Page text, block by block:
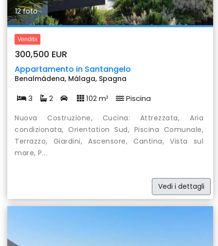
12 foto
Vendita
300,500 EUR
Appartamento in Santangelo
Benalmádena, Málaga, Spagna
3 2 102 m² Piscina
Nuova Costruzione, Cucina: Attrezzata, Aria
condizionata, Orientation Sud, Piscina Comunale,
Terrazzo, Giardini, Ascensore, Cantina, Vista sul
mare, P...
Vedi i dettagli